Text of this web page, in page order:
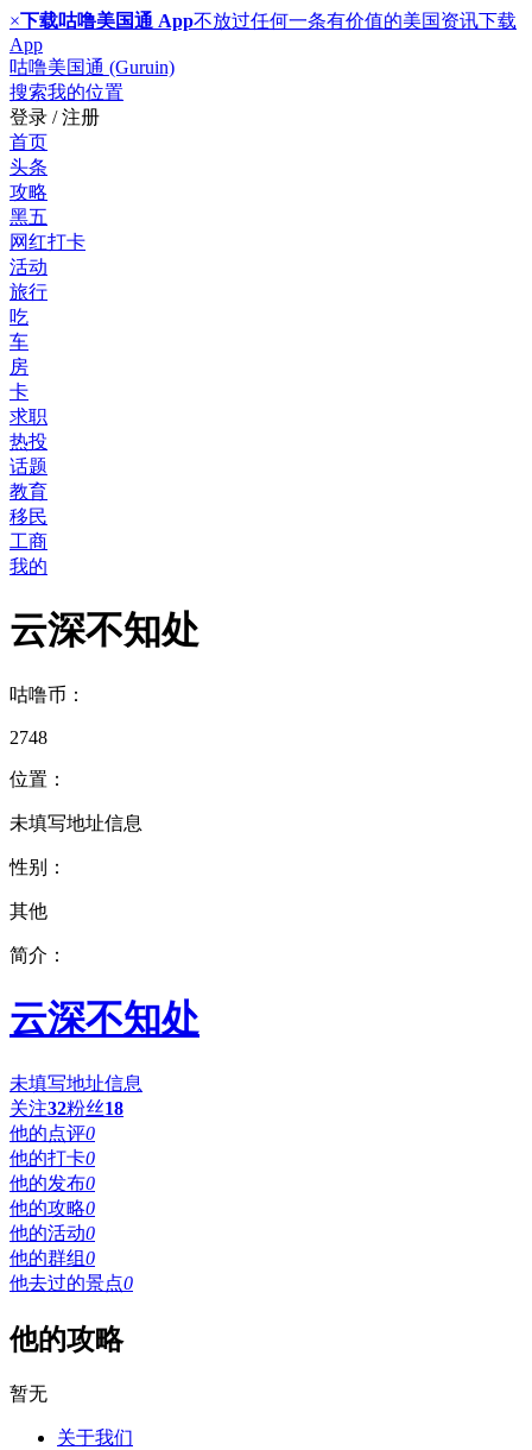
×下载咕噜美国通 App不放过任何一条有价值的美国资讯下载
App
咕噜美国通 (Guruin)
搜索我的位置
登录 / 注册
首页
头条
攻略
黑五
网红打卡
活动
旅行
吃
车
房
卡
求职
热投
话题
教育
移民
工商
我的
云深不知处
咕噜币：
2748
位置：
未填写地址信息
性别：
其他
简介：
云深不知处
未填写地址信息
关注32粉丝18
他的点评0
他的打卡0
他的发布0
他的攻略0
他的活动0
他的群组0
他去过的景点0
他的攻略
暂无
关于我们